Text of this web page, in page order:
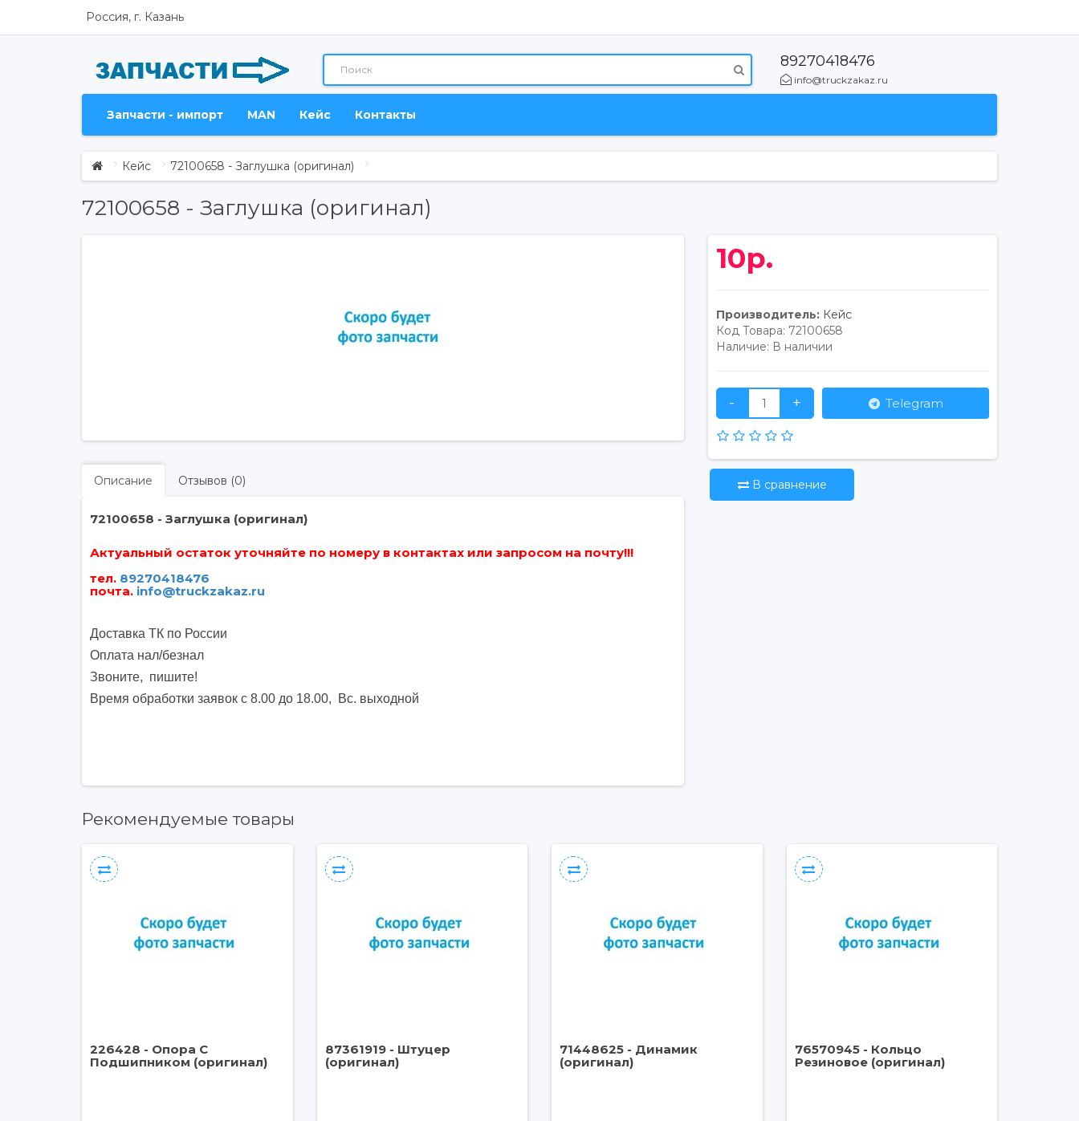
Россия, г. Казань
89270418476
info@truckzakaz.ru
Запчасти - импорт MAN Кейс Контакты
Кейс 72100658 - Заглушка (оригинал)
72100658 - Заглушка (оригинал)
Описание Отзывов (0)
72100658 - Заглушка (оригинал)
Актуальный остаток уточняйте по номеру в контактах или запросом на почту!!!
тел. 89270418476
почта. info@truckzakaz.ru
Доставка ТК по России
Оплата нал/безнал
Звоните, пишите!
Время обработки заявок с 8.00 до 18.00, Вс. выходной
10р.
Производитель: Кейс
Код Товара: 72100658
Наличие: В наличии
- + Telegram
В сравнение
Рекомендуемые товары
226428 - Опора С
Подшипником (оригинал)
87361919 - Штуцер
(оригинал)
71448625 - Динамик
(оригинал)
76570945 - Кольцо
Резиновое (оригинал)